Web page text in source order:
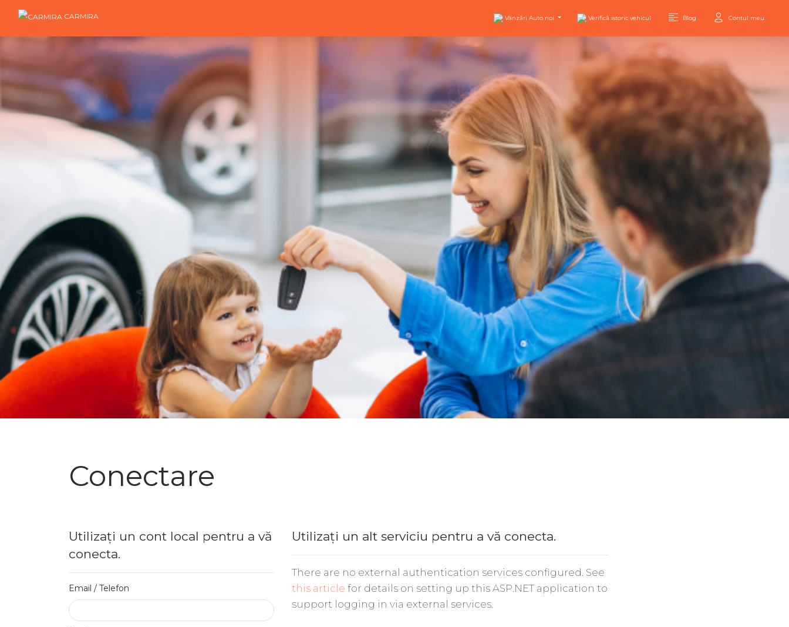
CARMIRA Vânzări Auto noi Verifică istoric vehicul Blog Contul meu
Conectare
Utilizați un cont local pentru a vă
conecta.
Email / Telefon
Utilizați un alt serviciu pentru a vă conecta.
There are no external authentication services configured. See
this article for details on setting up this ASP.NET application to
support logging in via external services.